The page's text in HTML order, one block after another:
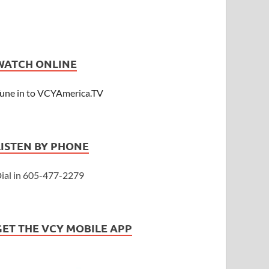
ONLINE
in to VCYAmerica.TV
BY PHONE
in 605-477-2279
THE VCY MOBILE APP